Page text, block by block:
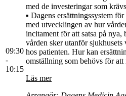
09:30
-
10:15
med de investeringar som
▪ Dagens ersättningssystem
med utvecklingen av hur
incitament för att satsa på
vården sker utanför
hos patienten. Hur kan
omställning som behövs för
Läs mer